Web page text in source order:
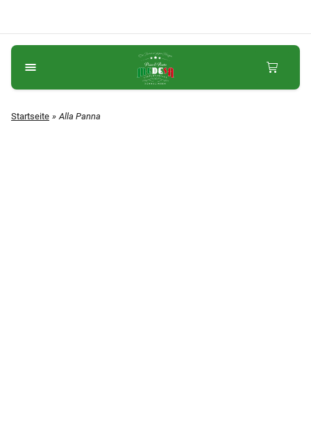
Startseite Alla Panna